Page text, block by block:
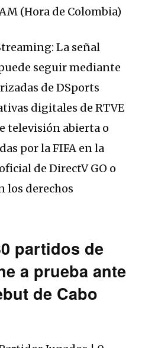
(Hora de Colombia)
La señal
seguir mediante
de DSports
digitales de RTVE
televisión abierta o
por la FIFA en la
de DirectV GO o
los derechos
partidos de
a prueba ante
de Cabo